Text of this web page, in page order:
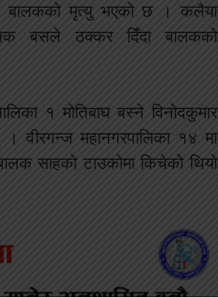
बालकको मृत्यु भएको छ । कलैया
बसले ठक्कर दिँदा बालकको
१ मोतिबाघ बस्ने विनोदकुमार
। वीरगन्ज महानगरपालिका १४ मा
साहको टाउकोमा किचेको थियो